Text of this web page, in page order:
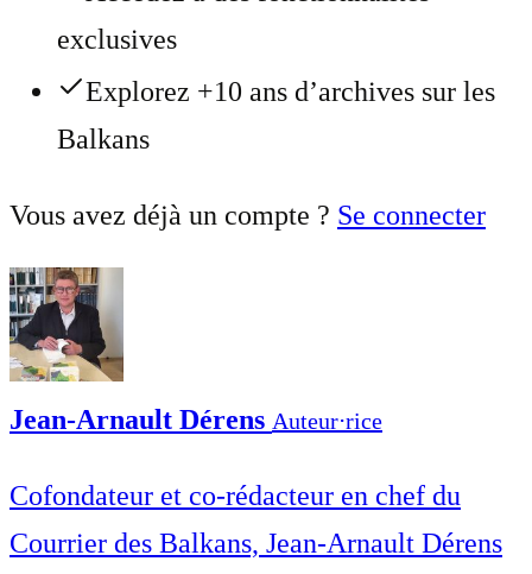
exclusives
Explorez +10 ans d’archives sur les
Balkans
Vous avez déjà un compte ? Se connecter
Jean-Arnault Dérens Auteur⋅rice
Cofondateur et co-rédacteur en chef du
Courrier des Balkans, Jean-Arnault Dérens